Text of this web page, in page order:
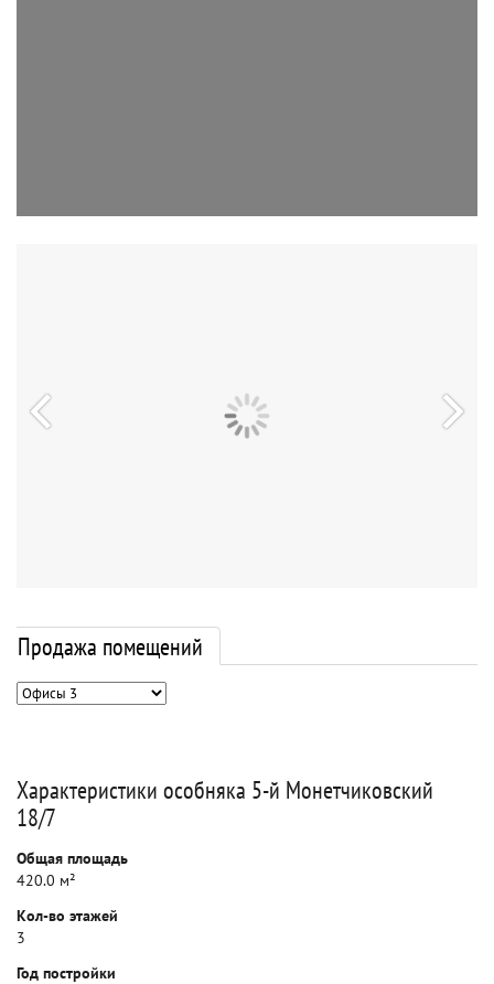
Продажа помещений
Характеристики особняка 5-й Монетчиковский
18/7
Общая площадь
420.0 м²
Кол-во этажей
3
Год постройки